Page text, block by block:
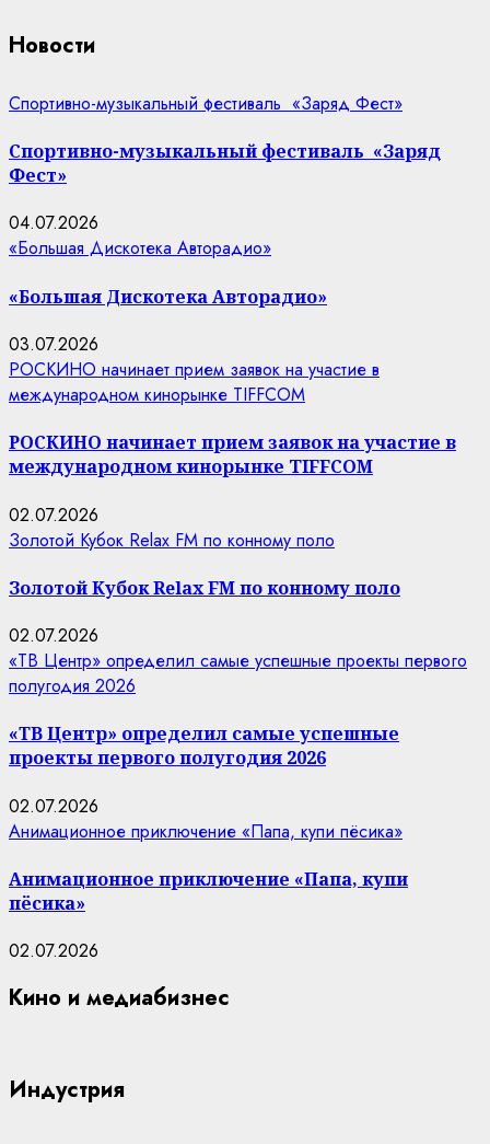
Новости
Спортивно-музыкальный фестиваль «Заряд Фест»
Спортивно-музыкальный фестиваль «Заряд
Фест»
04.07.2026
«Большая Дискотека Авторадио»
«Большая Дискотека Авторадио»
03.07.2026
РОСКИНО начинает прием заявок на участие в
международном кинорынке TIFFCOM
РОСКИНО начинает прием заявок на участие в
международном кинорынке TIFFCOM
02.07.2026
Золотой Кубок Relax FM по конному поло
Золотой Кубок Relax FM по конному поло
02.07.2026
«ТВ Центр» определил самые успешные проекты первого
полугодия 2026
«ТВ Центр» определил самые успешные
проекты первого полугодия 2026
02.07.2026
Анимационное приключение «Папа, купи пёсика»
Анимационное приключение «Папа, купи
пёсика»
02.07.2026
Кино и медиабизнес
Индустрия